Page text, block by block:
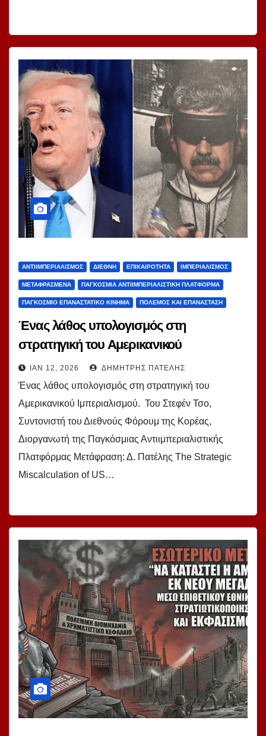
ΑΝΤΙΙΜΠΕΡΙΑΛΙΣΜΌΣ ΔΙΕΘΝΉ ΕΠΙΚΑΙΡΌΤΗΤΑ ΙΜΠΕΡΙΑΛΙΣΜΌΣ
ΜΕΤΑΦΡΑΣΜΈΝΑ ΠΑΓΚΌΣΜΙΑ ΑΝΤΙΙΜΠΕΡΙΑΛΙΣΤΙΚΉ ΠΛΑΤΦΌΡΜΑ
ΠΑΓΚΌΣΜΙΟ ΕΠΑΝΑΣΤΑΤΙΚΌ ΚΊΝΗΜΑ ΠΌΛΕΜΟΣ ΚΑΙ ΕΠΑΝΆΣΤΑΣΗ
Ένας λάθος υπολογισμός στη
στρατηγική του Αμερικανικού
Ιμπεριαλισμού. Του Στεφέν Τσο
ΙΑΝ 12, 2026 ΔΗΜΉΤΡΗΣ ΠΑΤΈΛΗΣ
Ένας λάθος υπολογισμός στη στρατηγική του
Αμερικανικού Ιμπεριαλισμού. Του Στεφέν Τσο,
Συντονιστή του Διεθνούς Φόρουμ της Κορέας,
Διοργανωτή της Παγκόσμιας Αντιιμπεριαλιστικής
Πλατφόρμας Μετάφραση: Δ. Πατέλης The Strategic
Miscalculation of US…